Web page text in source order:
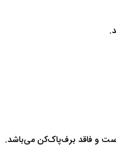
و فاقد برف‌پاک‌کن می‌باشد.